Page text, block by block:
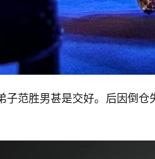
范胜男甚是交好。后因倒